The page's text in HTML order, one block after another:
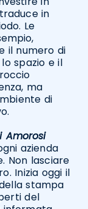
in
Le
il numero di
spazio e il
ma
di
Amorosi
azienda
Non lasciare
Inizia oggi il
stampa
del